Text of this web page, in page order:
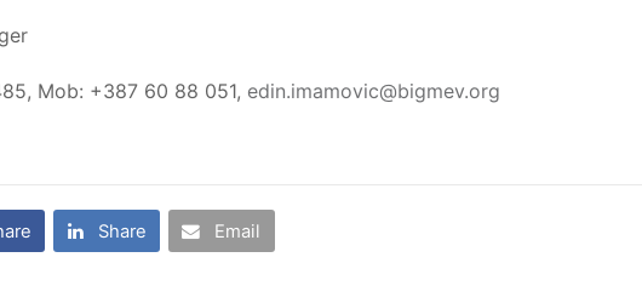
Mob: +387 60 88 051, edin.imamovic@bigmev.org
Share Email